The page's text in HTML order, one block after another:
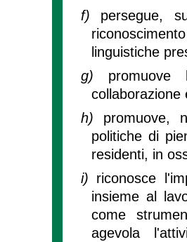
f) persegue,
linguistiche
g)
collaborazione
h) promuove,
politiche di
residenti, in
i) riconosce
insieme al
come
agevola